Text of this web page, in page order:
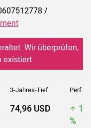
/
Wir überprüfen,
existiert.
3-Jahres-Tief Perf. 5J
74,96 USD
%